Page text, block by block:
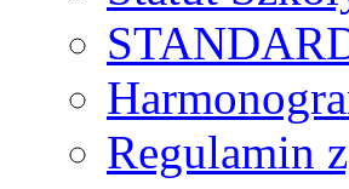
Regulamin